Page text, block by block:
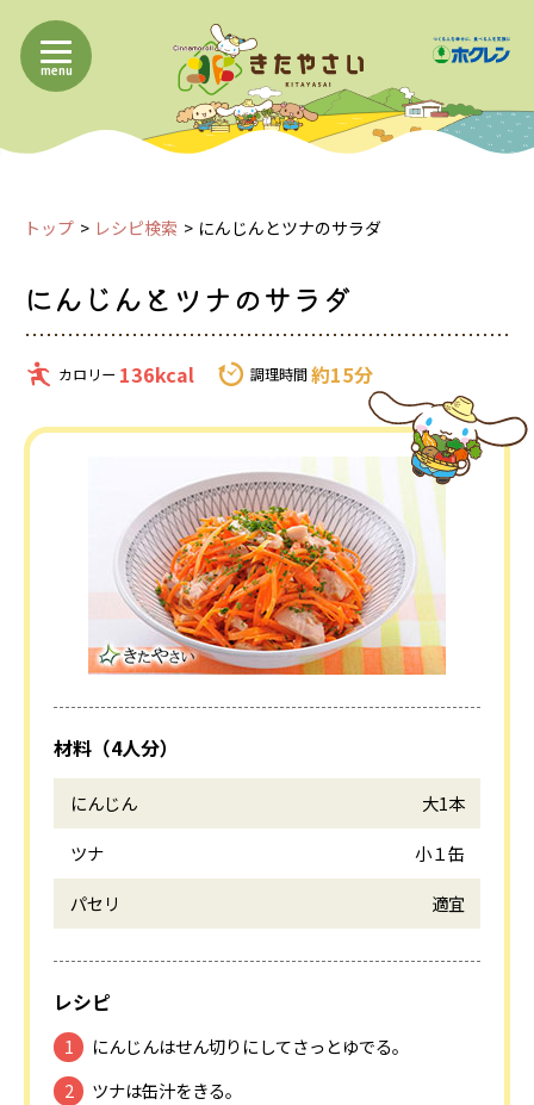
menu
トップ レシピ検索 にんじんとツナのサラダ
にんじんとツナのサラダ
カロリー 136kcal 調理時間 約15分
材料（4人分）
にんじん
大1本
ツナ
小１缶
パセリ
適宜
レシピ
にんじんはせん切りにしてさっとゆでる。
ツナは缶汁をきる。